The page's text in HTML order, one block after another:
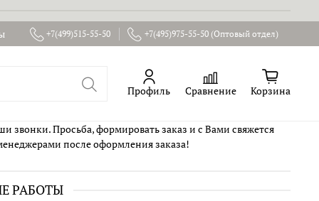
+7(499)515-55-50 +7(495)975-55-50 (Оптовый отдел)
Профиль Сравнение Корзина
звонки. Просьба, формировать заказ и с Вами свяжется
после оформления заказа!
РАБОТЫ